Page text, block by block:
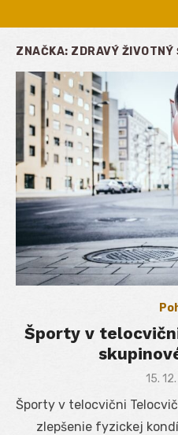
ZNAČKA: ZDRAVÝ ŽIVOTNÝ
Športy v
15.
Športy v telocvični
zlepšenie fyzickej